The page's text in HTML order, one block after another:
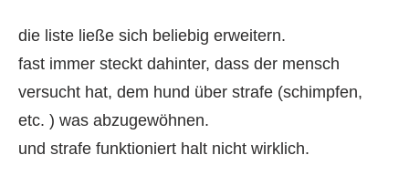
die liste ließe sich beliebig erweitern.
fast immer steckt dahinter, dass der mensch
versucht hat, dem hund über strafe (schimpfen,
etc. ) was abzugewöhnen.
und strafe funktioniert halt nicht wirklich.